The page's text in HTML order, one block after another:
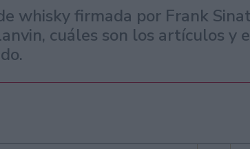
whisky firmada por Frank
cuáles son los artículos y